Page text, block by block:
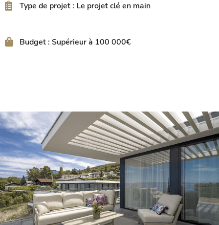
Type de projet : Le projet clé en main
Budget : Supérieur à 100 000€